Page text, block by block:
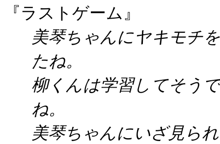
『ラストゲーム』
美琴ちゃんにヤキモチ
たね。
柳くんは学習してそう
ね。
美琴ちゃんにいざ見ら